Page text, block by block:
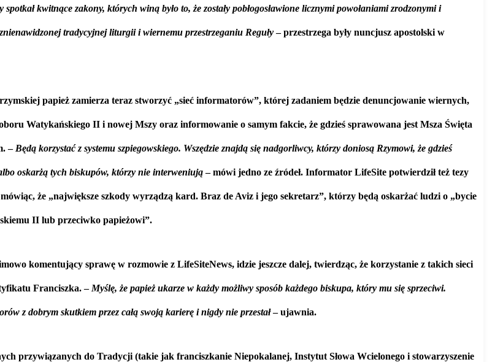
kwitnące zakony, których winą było to, że zostały pobłogosławione licznymi powołaniami zrodzonymi i
tradycyjnej liturgii i wiernemu przestrzeganiu Reguły– przestrzega były nuncjusz apostolski w
papież zamierza teraz stworzyć „sieć informatorów”, której zadaniem będzie denuncjowanie wiernych,
Watykańskiego II i nowej Mszy oraz informowanie o samym fakcie, że gdzieś sprawowana jest Msza Święta
– Będą korzystać z systemu szpiegowskiego. Wszędzie znajdą się nadgorliwcy, którzy doniosą Rzymowi, że gdzieś
oskarżą tych biskupów, którzy nie interweniują– mówi jedno ze źródeł. Informator LifeSite potwierdził też tezy
że „największe szkody wyrządzą kard. Braz de Aviz i jego sekretarz”, którzy będą oskarżać ludzi o „bycie
II lub przeciwko papieżowi”.
komentujący sprawę w rozmowie z LifeSiteNews, idzie jeszcze dalej, twierdząc, że korzystanie z takich sieci
Franciszka. – Myślę, że papież ukarze w każdy możliwy sposób każdego biskupa, który mu się sprzeciwi.
z dobrym skutkiem przez całą swoją karierę i nigdy nie przestał– ujawnia.
przywiązanych do Tradycji (takie jak franciszkanie Niepokalanej, Instytut Słowa Wcielonego i stowarzyszenie